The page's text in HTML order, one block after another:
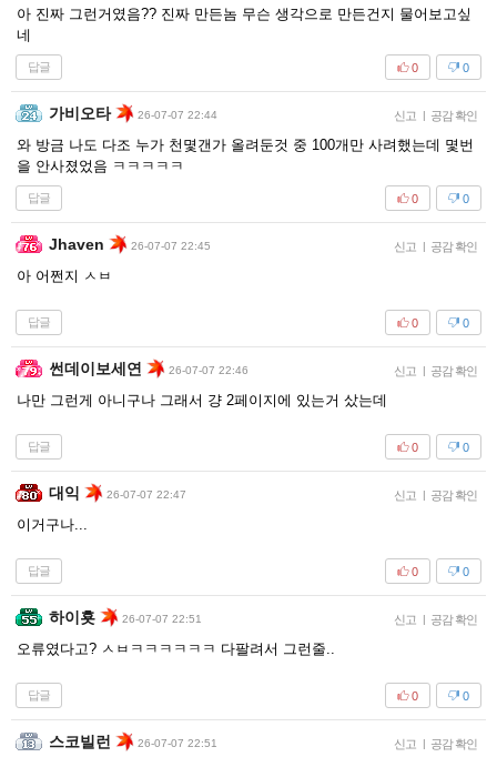
아 진짜 그런거였음?? 진짜 만든놈 무슨 생각으로 만든건지 물어보고싶
네
답글 0
0
가비오타 26-07-07 22:44 신고 | 공감 확인
와 방금 나도 다조 누가 천몇갠가 올려둔것 중 100개만 사려했는데 몇번
을 안사졌었음 ㅋㅋㅋㅋㅋ
답글 0
0
Jhaven 26-07-07 22:45 신고 | 공감 확인
아 어쩐지 ㅅㅂ
답글 0
0
썬데이보세연 26-07-07 22:46 신고 | 공감 확인
나만 그런게 아니구나 그래서 걍 2페이지에 있는거 샀는데
답글 0
0
대익 26-07-07 22:47 신고 | 공감 확인
이거구나...
답글 0
0
하이횻 26-07-07 22:51 신고 | 공감 확인
오류였다고? ㅅㅂㅋㅋㅋㅋㅋㅋ 다팔려서 그런줄..
답글 0
0
스코빌런 26-07-07 22:51 신고 | 공감 확인